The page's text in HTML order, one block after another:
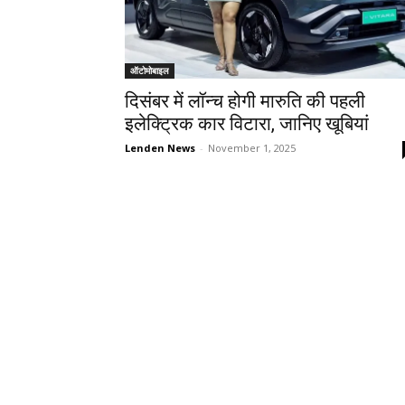
ऑटोमोबाइल
दिसंबर में लॉन्च होगी मारुति की पहली
इलेक्ट्रिक कार विटारा, जानिए खूबियां
Lenden News - November 1, 2025